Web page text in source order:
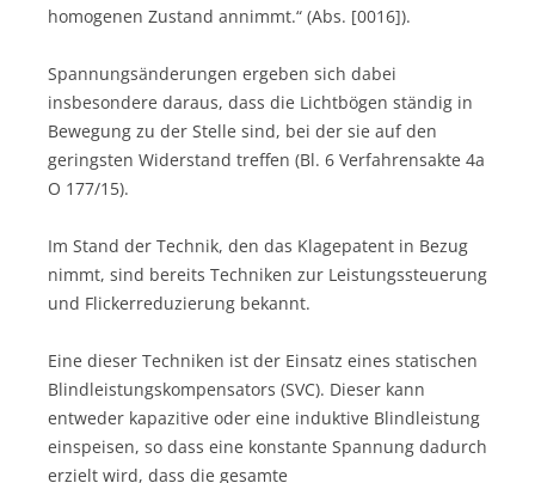
homogenen Zustand annimmt.“ (Abs. [0016]).
Spannungsänderungen ergeben sich dabei
insbesondere daraus, dass die Lichtbögen ständig in
Bewegung zu der Stelle sind, bei der sie auf den
geringsten Widerstand treffen (Bl. 6 Verfahrensakte 4a
O 177/15).
Im Stand der Technik, den das Klagepatent in Bezug
nimmt, sind bereits Techniken zur Leistungssteuerung
und Flickerreduzierung bekannt.
Eine dieser Techniken ist der Einsatz eines statischen
Blindleistungskompensators (SVC). Dieser kann
entweder kapazitive oder eine induktive Blindleistung
einspeisen, so dass eine konstante Spannung dadurch
erzielt wird, dass die gesamte